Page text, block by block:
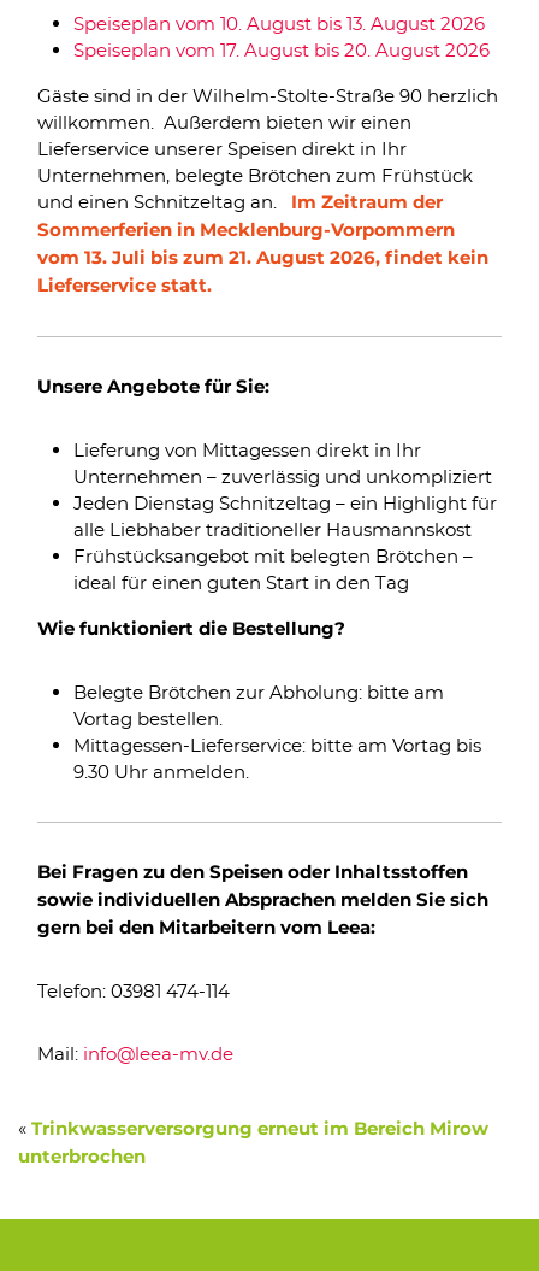
Speiseplan vom 10. August bis 13. August 2026
Speiseplan vom 17. August bis 20. August 2026
Gäste sind in der Wilhelm-Stolte-Straße 90 herzlich
willkommen. Außerdem bieten wir einen
Lieferservice unserer Speisen direkt in Ihr
Unternehmen, belegte Brötchen zum Frühstück
und einen Schnitzeltag an.
Im Zeitraum der
Sommerferien in Mecklenburg-Vorpommern
vom 13. Juli bis zum 21. August 2026, findet kein
Lieferservice statt.
Unsere Angebote für Sie:
Lieferung von Mittagessen direkt in Ihr
Unternehmen – zuverlässig und unkompliziert
Jeden Dienstag Schnitzeltag – ein Highlight für
alle Liebhaber traditioneller Hausmannskost
Frühstücksangebot mit belegten Brötchen –
ideal für einen guten Start in den Tag
Wie funktioniert die Bestellung?
Belegte Brötchen zur Abholung: bitte am
Vortag bestellen.
Mittagessen-Lieferservice: bitte am Vortag bis
9.30 Uhr anmelden.
Bei Fragen zu den Speisen oder Inhaltsstoffen
sowie individuellen Absprachen melden Sie sich
gern bei den Mitarbeitern vom Leea:
Telefon: 03981 474-114
Mail: info@leea-mv.de
« Trinkwasserversorgung erneut im Bereich Mirow
unterbrochen